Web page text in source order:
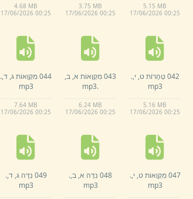
5.15 MB
17/06/2026 00:25
3.75 MB
17/06/2026 00:25
4.68 MB
17/06/2026 00:25
042 טְהָרוֹת ט, י,.
mp3
5.16 MB
17/06/2026 00:25
043 מִקְוָאוֹת א,
ב,
.
mp3
6.24 MB
17/06/2026 00:25
044 מִקְוָאוֹת ג, ד,.
mp3
7.64 MB
17/06/2026 00:25
047 מִקְוָאוֹת ט, י,.
mp3
048 נִדָּה א, ב,.
mp3
049 נִדָּה ג, ד,.
mp3